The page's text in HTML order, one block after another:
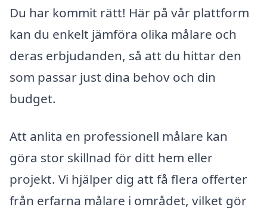
Du har kommit rätt! Här på vår plattform
kan du enkelt jämföra olika målare och
deras erbjudanden, så att du hittar den
som passar just dina behov och din
budget.
Att anlita en professionell målare kan
göra stor skillnad för ditt hem eller
projekt. Vi hjälper dig att få flera offerter
från erfarna målare i området, vilket gör